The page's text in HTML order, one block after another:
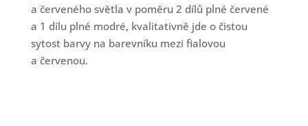
a červeného světla v poměru 2 dílů plné červené
a 1 dílu plné modré, kvalitativně jde o čistou
sytost barvy na barevníku mezi fialovou
a červenou.